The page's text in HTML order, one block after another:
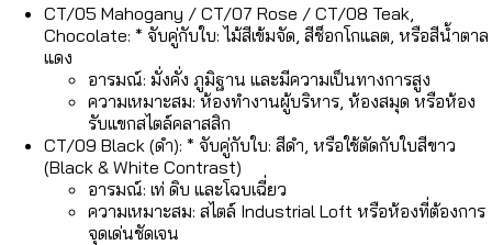
CT/05 Mahogany / CT/07 Rose / CT/08 Teak,
Chocolate: * จับคู่กับใบ: ไม้สีเข้มจัด, สีช็อกโกแลต, หรือสีน้ำตาล
แดง
อารมณ์: มั่งคั่ง ภูมิฐาน และมีความเป็นทางการสูง
ความเหมาะสม: ห้องทำงานผู้บริหาร, ห้องสมุด หรือห้อง
รับแขกสไตล์คลาสสิก
CT/09 Black (ดำ): * จับคู่กับใบ: สีดำ, หรือใช้ตัดกับใบสีขาว
(Black & White Contrast)
อารมณ์: เท่ ดิบ และโฉบเฉี่ยว
ความเหมาะสม: สไตล์ Industrial Loft หรือห้องที่ต้องการ
จุดเด่นชัดเจน